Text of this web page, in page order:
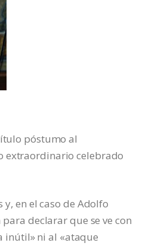
póstumo al
extraordinario celebrado
en el caso de Adolfo
declarar que se ve con
inútil» ni al «ataque